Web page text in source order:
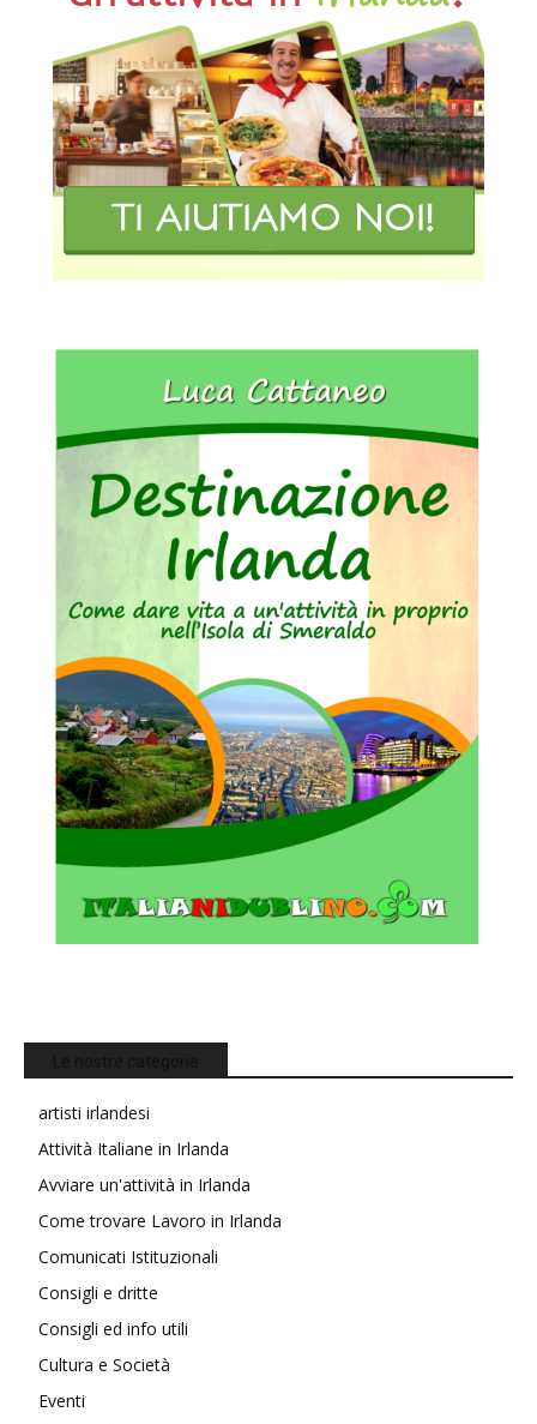
artisti irlandesi
Attività Italiane in Irlanda
Avviare un'attività in Irlanda
Come trovare Lavoro in Irlanda
Comunicati Istituzionali
Consigli e dritte
Consigli ed info utili
Cultura e Società
Eventi